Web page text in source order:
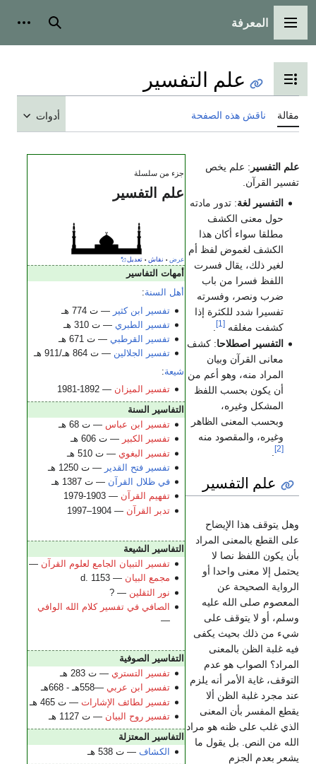
القائمة الرئيسية
المعرفة بحث
تبديل عرض جدول المحتويات
علم التفسير
مقالة ناقش هذه الصفحة أدوات
جزء من سلسلة
علم التفسير
عرض • نقاش • تعديل
أمهات التفاسير
أهل السنة:
تفسير ابن كثير — ت 774 هـ
تفسير الطبري — ت 310 هـ
تفسير القرطبي — ت 671 هـ
تفسير الجلالين — ت 864 هـ/911 هـ
شيعة:
تفسير الميزان — 1892-1981
التفاسير السنة
تفسير ابن عباس — ت 68 هـ
تفسير الكبير — ت 606 هـ
تفسير البغوي — ت 510 هـ
تفسير فتح القدير — ت 1250 هـ
في ظلال القرآن — ت 1387 هـ
تفهيم القرآن — 1903-1979
تدبر القرآن — 1904–1997
التفاسير الشيعة
تفسير التبيان الجامع لعلوم القرآن —
مجمع البيان — d. 1153
نور الثقلين — ?
الصافي في تفسير كلام الله الوافي
—
التفاسير الصوفية
تفسير التستري — ت 283 هـ
تفسير ابن عربي —558هـ - 668هـ
تفسير لطائف الإشارات — ت 465 هـ
تفسير روح البيان — ت 1127 هـ
التفاسير المعتزلة
الكشاف — ت 538 هـ
علم التفسير : علم يخص
تفسير القرآن.
التفسير لغة: تدور مادته
حول معنى الكشف
مطلقا سواء أكان هذا
الكشف لغموض لفظ أم
لغير ذلك، يقال فسرت
اللفظ فسرا من باب
ضرب ونصر، وفسرته
تفسيرا شدد للكثرة إذا
كشفت مغلقه[1]
التفسير اصطلاحا: كشف
معانى القرآن وبيان
المراد منه، وهو أعم من
أن يكون بحسب اللفظ
المشكل وغيره،
وبحسب المعنى الظاهر
وغيره، والمقصود منه
[2]
.
علم التفسير
وهل يتوقف هذا الإيضاح
على القطع بالمعنى المراد
بأن يكون اللفظ نصا لا
يحتمل إلا معنى واحدا أو
الرواية الصحيحة عن
المعصوم صلى الله عليه
وسلم، أو لا يتوقف على
شيء من ذلك بحيث يكفى
فيه غلبة الظن بالمعنى
المراد؟ الصواب هو عدم
التوقف، غاية الأمر أنه يلزم
عند مجرد غلبة الظن ألا
يقطع المفسر بأن المعنى
الذي غلب على ظنه هو مراد
الله من النص. بل يقول ما
يشعر بعدم الجزم